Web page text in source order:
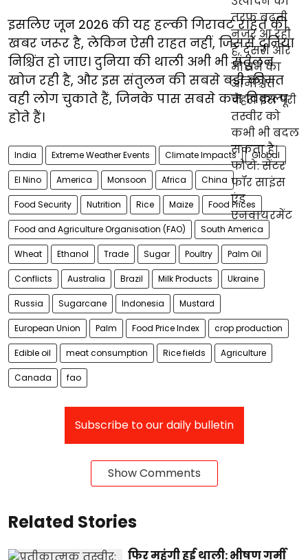
इसलिए जून 2026 की यह हल्की गिरावट राहत की
खबर जरूर है, लेकिन ऐसी राहत नहीं, जिससे दुनिया
निश्चिंत हो जाए। दुनिया की थाली अभी भी संतुलन
खोज रही है, और इस संतुलन की सबसे बड़ी कीमत
वही लोग चुकाते हैं, जिनके पास सबसे कम विकल्प
होते हैं।
India Extreme Weather Events Climate Impacts Global
El Nino America Monsoon Africa China
Food Security Nutrition Rice Maize Food Prices
Food and Agriculture Organisation (FAO) South America
Wheat Ethanol Trade Sugar Poultry Palm Oil
Conflicts Australia Brazil Milk Products Ukraine
Russia Sugarcane Indonesia Mustard
European Union Palm Food Price Index crop production
Edible oil meat consumption Rice fields Agriculture
Canada fao
Subscribe to our daily bulletin
Show Comments
Related Stories
फिर महंगी हुई थाली: भीषण गर्मी